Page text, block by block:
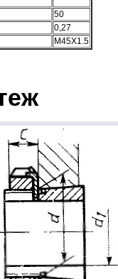
50
0,27
M45X1.5